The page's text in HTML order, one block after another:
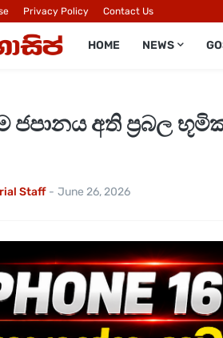
Privacy Policy Contact Us
HOME NEWS
ජපානය අති ප්‍රබල
Staff - June 26, 2026